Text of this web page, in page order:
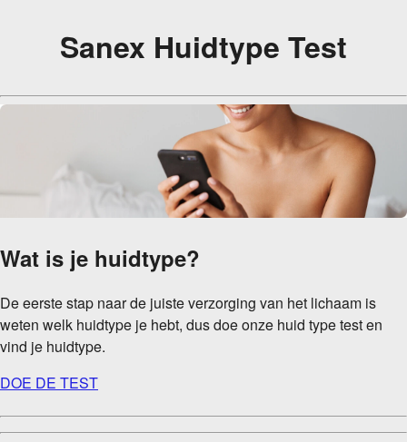
Sanex Huidtype Test
Wat is je huidtype?
De eerste stap naar de juiste verzorging van het lichaam is
weten welk huidtype je hebt, dus doe onze huid type test en
vind je huidtype.
DOE DE TEST